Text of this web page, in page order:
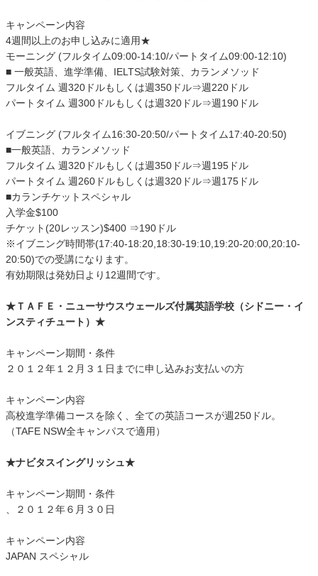
キャンペーン内容
4週間以上のお申し込みに適用★
モーニング (フルタイム09:00-14:10/パートタイム09:00-12:10)
■ 一般英語、進学準備、IELTS試験対策、カランメソッド
フルタイム 週320ドルもしくは週350ドル⇒週220ドル
パートタイム 週300ドルもしくは週320ドル⇒週190ドル
イブニング (フルタイム16:30-20:50/パートタイム17:40-20:50)
■一般英語、カランメソッド
フルタイム 週320ドルもしくは週350ドル⇒週195ドル
パートタイム 週260ドルもしくは週320ドル⇒週175ドル
■カランチケットスペシャル
入学金$100
チケット(20レッスン)$400 ⇒190ドル
※イブニング時間帯(17:40-18:20,18:30-19:10,19:20-20:00,20:10-
20:50)での受講になります。
有効期限は発効日より12週間です。
★ＴＡＦＥ・ニューサウスウェールズ付属英語学校（シドニー・イ
ンスティチュート）★
キャンペーン期間・条件
２０１２年１２月３１日までに申し込みお支払いの方
キャンペーン内容
高校進学準備コースを除く、全ての英語コースが週250ドル。
（TAFE NSW全キャンパスで適用）
★ナビタスイングリッシュ★
キャンペーン期間・条件
、２０１２年６月３０日
キャンペーン内容
JAPAN スペシャル